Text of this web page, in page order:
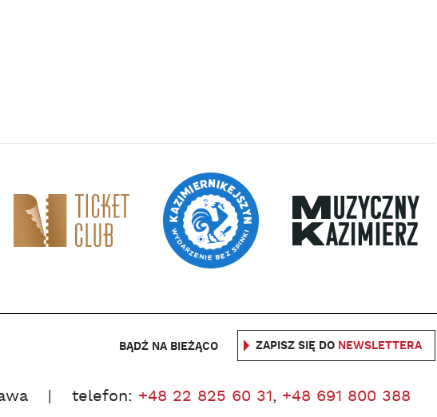
BĄDŹ NA BIEŻĄCO ZAPISZ SIĘ DO NEWSLETTERA
telefon: +48 22 825 60 31, +48 691 800 388